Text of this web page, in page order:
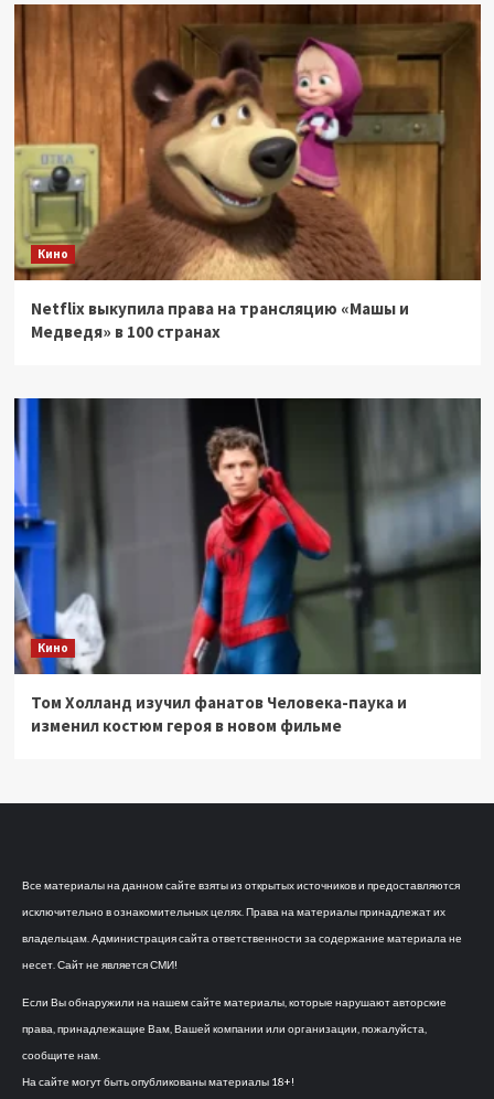
Кино
Netflix выкупила права на трансляцию «Машы и
Медведя» в 100 странах
Кино
Том Холланд изучил фанатов Человека-паука и
изменил костюм героя в новом фильме
Все материалы на данном сайте взяты из открытых источников и предоставляются
исключительно в ознакомительных целях. Права на материалы принадлежат их
владельцам. Администрация сайта ответственности за содержание материала не
несет. Сайт не является СМИ!
Если Вы обнаружили на нашем сайте материалы, которые нарушают авторские
права, принадлежащие Вам, Вашей компании или организации, пожалуйста,
сообщите нам.
На сайте могут быть опубликованы материалы 18+!